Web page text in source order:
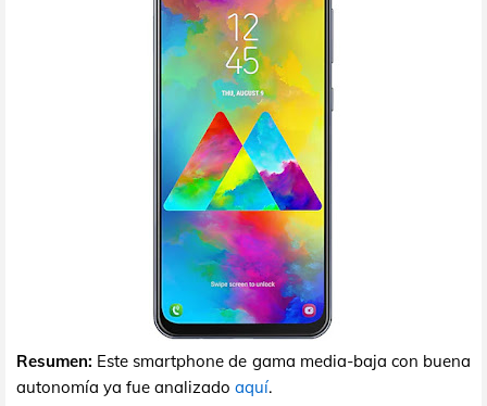
Resumen: Este smartphone de gama media-baja con buena
autonomía ya fue analizado aquí.